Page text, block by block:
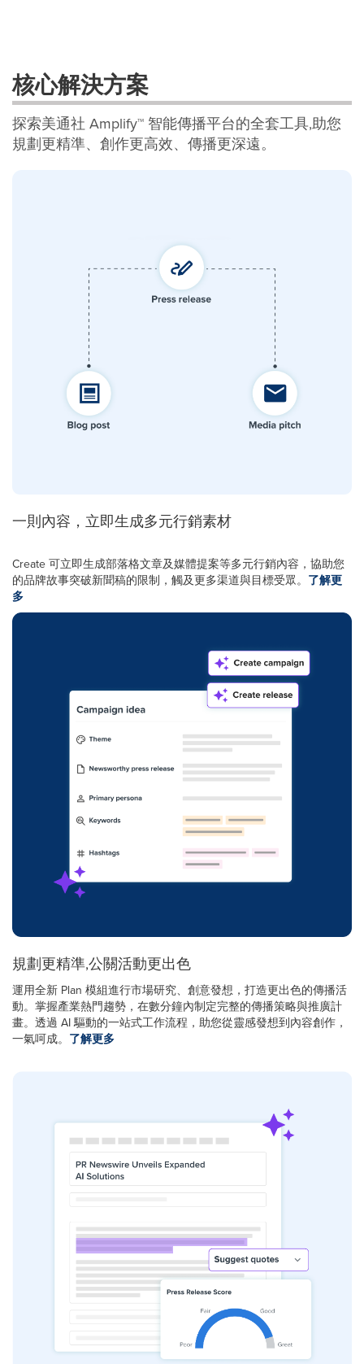
核心解決方案
探索美通社 Amplify™ 智能傳播平台的全套工具,助您
規劃更精準、創作更高效、傳播更深遠。
一則內容，立即生成多元行銷素材
Create 可立即生成部落格文章及媒體提案等多元行銷內容，協助您
的品牌故事突破新聞稿的限制，觸及更多渠道與目標受眾。 了解更
多
規劃更精準,公關活動更出色
運用全新 Plan 模組進行市場研究、創意發想，打造更出色的傳播活
動。掌握產業熱門趨勢，在數分鐘內制定完整的傳播策略與推廣計
畫。透過 AI 驅動的一站式工作流程，助您從靈感發想到內容創作，
一氣呵成。 了解更多